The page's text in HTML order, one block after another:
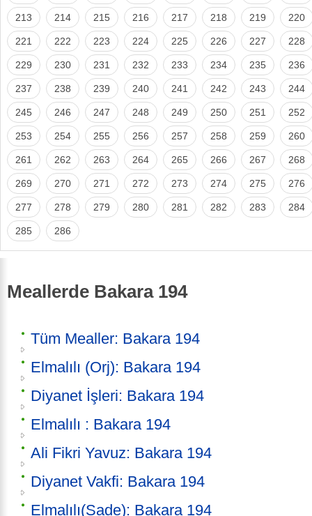
213 214 215 216 217 218 219 220
221 222 223 224 225 226 227 228
229 230 231 232 233 234 235 236
237 238 239 240 241 242 243 244
245 246 247 248 249 250 251 252
253 254 255 256 257 258 259 260
261 262 263 264 265 266 267 268
269 270 271 272 273 274 275 276
277 278 279 280 281 282 283 284
285 286
Meallerde Bakara 194
Tüm Mealler: Bakara 194
Elmalılı (Orj): Bakara 194
Diyanet İşleri: Bakara 194
Elmalılı : Bakara 194
Ali Fikri Yavuz: Bakara 194
Diyanet Vakfi: Bakara 194
Elmalılı(Sade): Bakara 194